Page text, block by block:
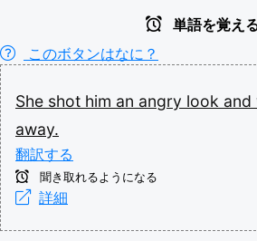
単語を覚え
このボタンはなに？
She shot him an angry look and
away.
翻訳する
聞き取れるようになる
詳細